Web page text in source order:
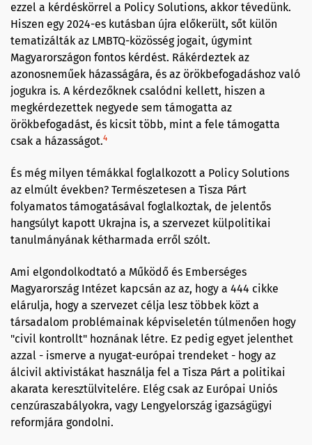
ezzel a kérdéskörrel a Policy Solutions, akkor tévedünk.
Hiszen egy 2024-es kutásban újra előkerült, sőt külön
tematizálták az LMBTQ-közösség jogait, úgymint
Magyarországon fontos kérdést. Rákérdeztek az
azonosneműek házasságára, és az örökbefogadáshoz való
jogukra is. A kérdezőknek csalódni kellett, hiszen a
megkérdezettek negyede sem támogatta az
örökbefogadást, és kicsit több, mint a fele támogatta
csak a házasságot.4
És még milyen témákkal foglalkozott a Policy Solutions
az elmúlt években? Természetesen a Tisza Párt
folyamatos támogatásával foglalkoztak, de jelentős
hangsúlyt kapott Ukrajna is, a szervezet külpolitikai
tanulmányának kétharmada erről szólt.
Ami elgondolkodtató a Működő és Emberséges
Magyarország Intézet kapcsán az az, hogy a 444 cikke
elárulja, hogy a szervezet célja lesz többek közt a
társadalom problémainak képviseletén túlmenően hogy
"civil kontrollt" hoznának létre. Ez pedig egyet jelenthet
azzal - ismerve a nyugat-európai trendeket - hogy az
álcivil aktivistákat használja fel a Tisza Párt a politikai
akarata keresztülvitelére. Elég csak az Európai Uniós
cenzúraszabályokra, vagy Lengyelország igazságügyi
reformjára gondolni.